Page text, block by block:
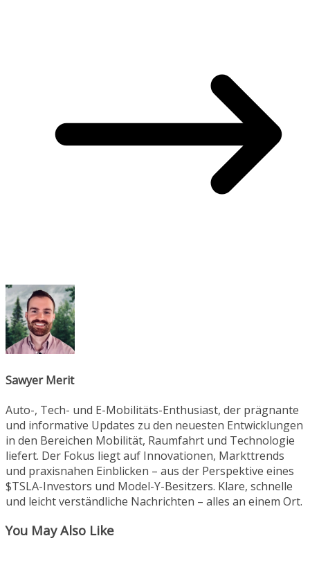
Sawyer Merit
Auto-, Tech- und E-Mobilitäts-Enthusiast, der prägnante
und informative Updates zu den neuesten Entwicklungen
in den Bereichen Mobilität, Raumfahrt und Technologie
liefert. Der Fokus liegt auf Innovationen, Markttrends
und praxisnahen Einblicken – aus der Perspektive eines
$TSLA-Investors und Model-Y-Besitzers. Klare, schnelle
und leicht verständliche Nachrichten – alles an einem Ort.
You May Also Like